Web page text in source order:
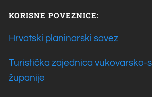
KORISNE POVEZNICE:
Hrvatski planinarski savez
Turistička zajednica vukovarsko-
županije